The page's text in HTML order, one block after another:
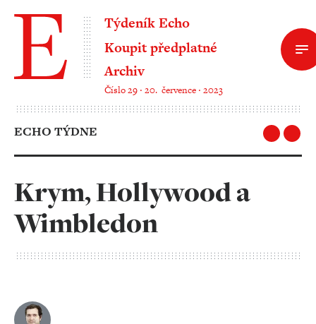
Týdeník Echo
Koupit předplatné
Archiv
Číslo 29 ‧ 20. července ‧ 2023
ECHO TÝDNE
Krym, Hollywood a
Wimbledon